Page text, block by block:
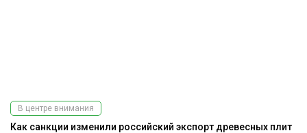
В центре внимания
Как санкции изменили российский экспорт древесных плит